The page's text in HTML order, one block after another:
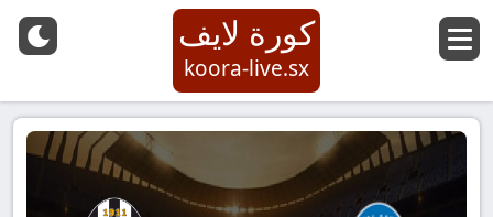
كورة لايف
koora-live.sx